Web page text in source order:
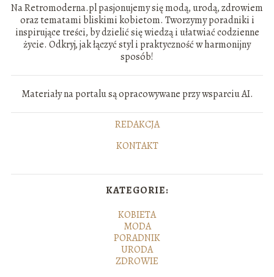
Na Retromoderna.pl pasjonujemy się modą, urodą, zdrowiem
oraz tematami bliskimi kobietom. Tworzymy poradniki i
inspirujące treści, by dzielić się wiedzą i ułatwiać codzienne
życie. Odkryj, jak łączyć styl i praktyczność w harmonijny
sposób!
Materiały na portalu są opracowywane przy wsparciu AI.
REDAKCJA
KONTAKT
KATEGORIE:
KOBIETA
MODA
PORADNIK
URODA
ZDROWIE